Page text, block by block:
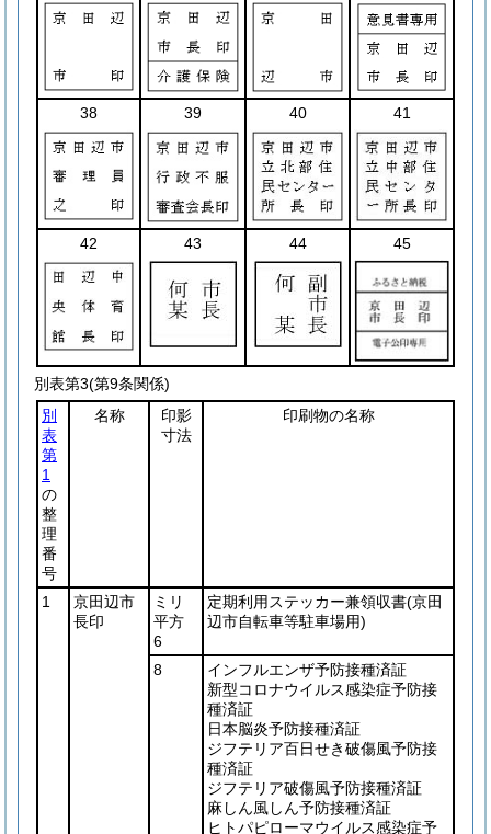
38 39 40 41
42 43 44 45
別表第3(第9条関係)
別
表
第
1
の
整
理
番
号
名称
印影
寸法
印刷物の名称
1
京田辺市
長印
ミリ
平方
6
定期利用ステッカー兼領収書(京田
辺市自転車等駐車場用)
8
インフルエンザ予防接種済証
新型コロナウイルス感染症予防接
種済証
日本脳炎予防接種済証
ジフテリア百日せき破傷風予防接
種済証
ジフテリア破傷風予防接種済証
麻しん風しん予防接種済証
ヒトパピローマウイルス感染症予